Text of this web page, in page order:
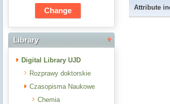
Library
Digital Library UJD
Rozprawy doktorskie
Czasopisma Naukowe
Chemia
Attribute